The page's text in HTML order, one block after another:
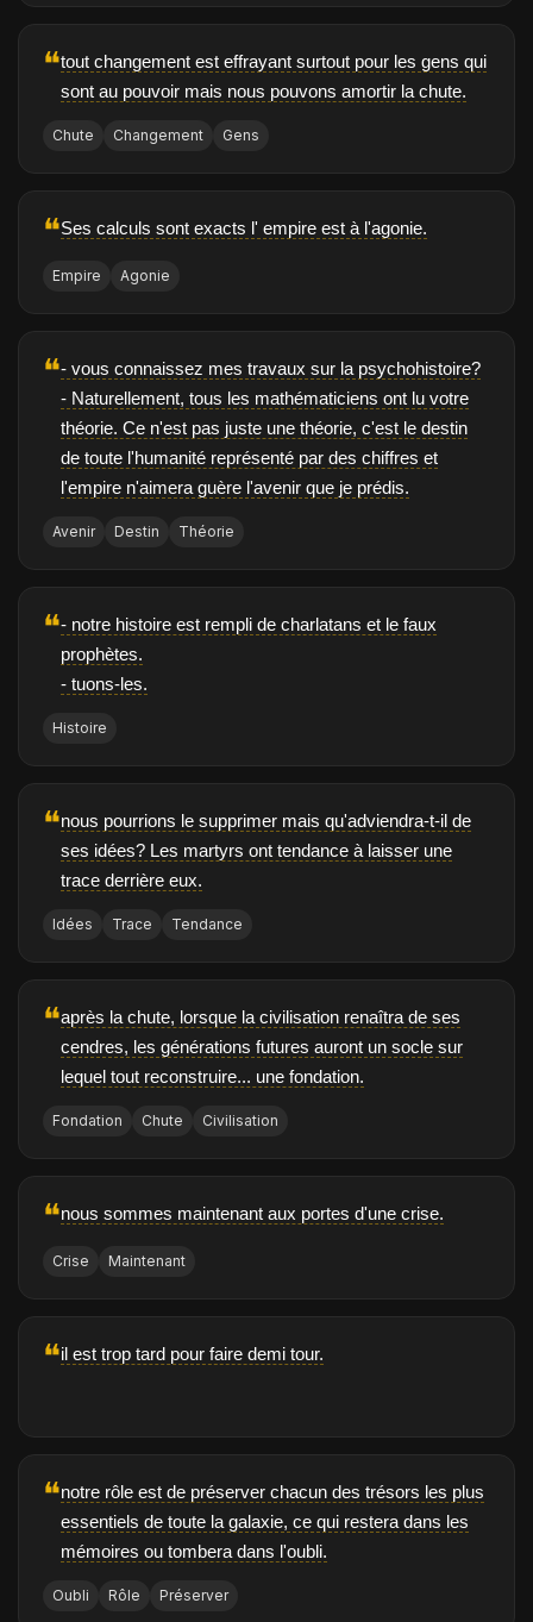
❝tout changement est effrayant surtout pour les gens qui
sont au pouvoir mais nous pouvons amortir la chute.
Chute Changement Gens
❝Ses calculs sont exacts l' empire est à l'agonie.
Empire Agonie
❝- vous connaissez mes travaux sur la psychohistoire?
- Naturellement, tous les mathématiciens ont lu votre
théorie. Ce n'est pas juste une théorie, c'est le destin
de toute l'humanité représenté par des chiffres et
l'empire n'aimera guère l'avenir que je prédis.
Avenir Destin Théorie
❝- notre histoire est rempli de charlatans et le faux
prophètes.
- tuons-les.
Histoire
❝nous pourrions le supprimer mais qu'adviendra-t-il de
ses idées? Les martyrs ont tendance à laisser une
trace derrière eux.
Idées Trace Tendance
❝après la chute, lorsque la civilisation renaîtra de ses
cendres, les générations futures auront un socle sur
lequel tout reconstruire... une fondation.
Fondation Chute Civilisation
❝nous sommes maintenant aux portes d'une crise.
Crise Maintenant
❝il est trop tard pour faire demi tour.
❝notre rôle est de préserver chacun des trésors les plus
essentiels de toute la galaxie, ce qui restera dans les
mémoires ou tombera dans l'oubli.
Oubli Rôle Préserver